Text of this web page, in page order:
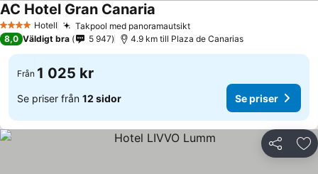
4 StjärnorHotell Takpool med panoramautsikt
AC Hotel Gran Canaria
8,0 Väldigt bra 5 947 4.9 km till Plaza de Canarias
Från 1 025 kr
Se priser från 12 sidor Se priser
Dela